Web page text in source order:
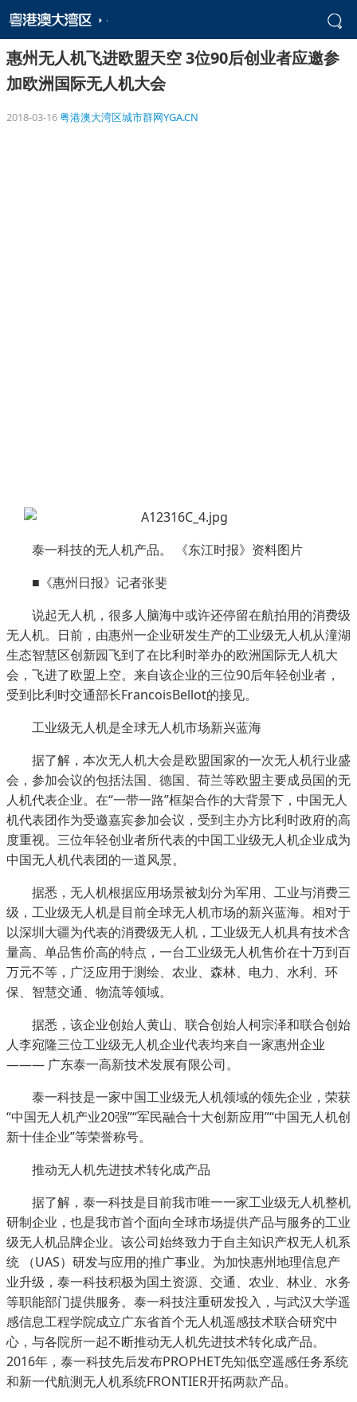
惠州无人机飞进欧盟天空 3位90后创业者应邀参
加欧洲国际无人机大会
2018-03-16粤港澳大湾区城市群网YGA.CN
泰一科技的无人机产品。 《东江时报》资料图片
■《惠州日报》记者张斐
说起无人机，很多人脑海中或许还停留在航拍用的消费级
无人机。日前，由惠州一企业研发生产的工业级无人机从潼湖
生态智慧区创新园飞到了在比利时举办的欧洲国际无人机大
会，飞进了欧盟上空。来自该企业的三位90后年轻创业者，
受到比利时交通部长FrancoisBellot的接见。
工业级无人机是全球无人机市场新兴蓝海
据了解，本次无人机大会是欧盟国家的一次无人机行业盛
会，参加会议的包括法国、德国、荷兰等欧盟主要成员国的无
人机代表企业。在“一带一路”框架合作的大背景下，中国无人
机代表团作为受邀嘉宾参加会议，受到主办方比利时政府的高
度重视。三位年轻创业者所代表的中国工业级无人机企业成为
中国无人机代表团的一道风景。
据悉，无人机根据应用场景被划分为军用、工业与消费三
级，工业级无人机是目前全球无人机市场的新兴蓝海。相对于
以深圳大疆为代表的消费级无人机，工业级无人机具有技术含
量高、单品售价高的特点，一台工业级无人机售价在十万到百
万元不等，广泛应用于测绘、农业、森林、电力、水利、环
保、智慧交通、物流等领域。
据悉，该企业创始人黄山、联合创始人柯宗泽和联合创始
人李宛隆三位工业级无人机企业代表均来自一家惠州企业
——— 广东泰一高新技术发展有限公司。
泰一科技是一家中国工业级无人机领域的领先企业，荣获
“中国无人机产业20强”“军民融合十大创新应用”“中国无人机创
新十佳企业”等荣誉称号。
推动无人机先进技术转化成产品
据了解，泰一科技是目前我市唯一一家工业级无人机整机
研制企业，也是我市首个面向全球市场提供产品与服务的工业
级无人机品牌企业。该公司始终致力于自主知识产权无人机系
统 （UAS）研发与应用的推广事业。为加快惠州地理信息产
业升级，泰一科技积极为国土资源、交通、农业、林业、水务
等职能部门提供服务。泰一科技注重研发投入，与武汉大学遥
感信息工程学院成立广东省首个无人机遥感技术联合研究中
心，与各院所一起不断推动无人机先进技术转化成产品。
2016年，泰一科技先后发布PROPHET先知低空遥感任务系统
和新一代航测无人机系统FRONTIER开拓两款产品。